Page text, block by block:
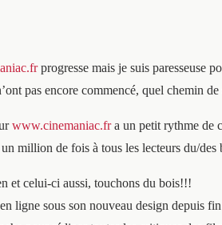
progresse mais je suis paresseuse
pas encore commencé, quel chemin
www.cinemaniac.fra un petit rythme de
million de fois à tous les lecteurs du/des
et celui-ci aussi, touchons du bois!!!
en ligne sous son nouveau design depuis